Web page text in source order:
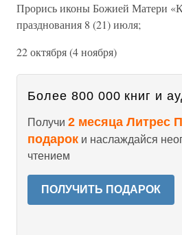
Прорись иконы Божией Матери
празднования 8 (21) июля;
22 октября (4 ноября)
Более 800 000 книг и
Получи 2 месяца Литрес
подарок и наслаждайся
чтением
ПОЛУЧИТЬ ПОДАРОК